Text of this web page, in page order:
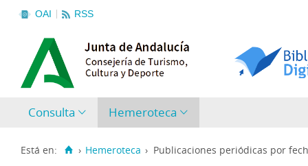
OAI RSS
Consulta Hemeroteca
Está en: › Hemeroteca › Publicaciones periódicas por